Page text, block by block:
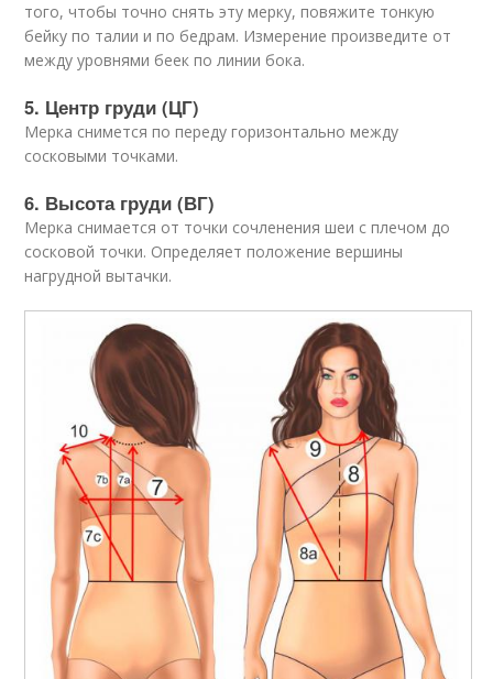
того, чтобы точно снять эту мерку, повяжите тонкую
бейку по талии и по бедрам. Измерение произведите от
между уровнями беек по линии бока.
5. Центр груди (ЦГ)
Мерка снимется по переду горизонтально между
сосковыми точками.
6. Высота груди (ВГ)
Мерка снимается от точки сочленения шеи с плечом до
сосковой точки. Определяет положение вершины
нагрудной вытачки.